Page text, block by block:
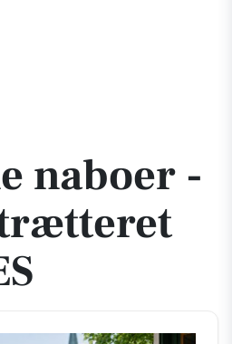
på VORES
naboer -